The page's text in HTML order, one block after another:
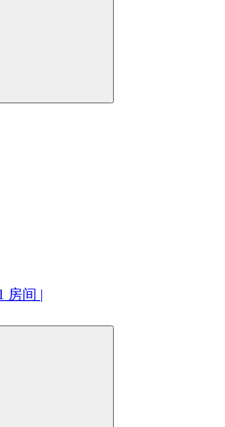
房间 |